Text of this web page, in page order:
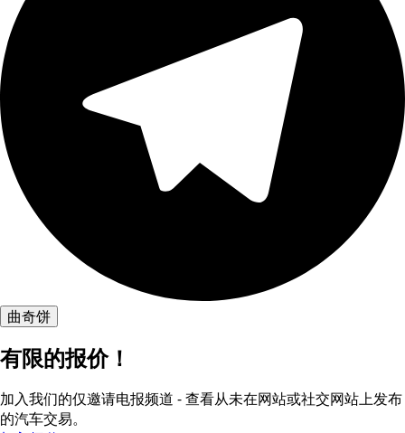
曲奇饼
有限的报价！
加入我们的仅邀请电报频道 - 查看从未在网站或社交网站上发布
的汽车交易。